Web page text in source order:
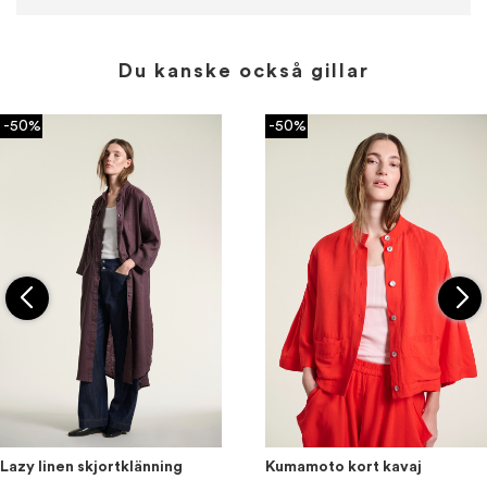
Du kanske också gillar
-50%
Lazy linen skjortklänning
-50%
Kumamoto kort kavaj